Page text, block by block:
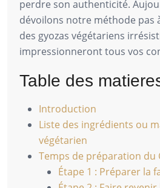
perdre son authenticité.
dévoilons notre méthode pas
des gyozas végétariens
impressionneront tous vos
Table des
Introduction
Liste des ingrédients ou
végétarien
Temps de préparation du
Étape 1 : Préparer la